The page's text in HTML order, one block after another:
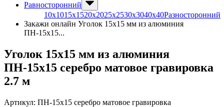
Равносторонний
10х1015х1520х2025х2530х3040х40Разносторонний
Закажи онлайн Уголок 15х15 мм из алюминия
ПН-15х15...
Уголок 15х15 мм из алюминия
ПН-15х15 серебро матовое гравировка
2.7 м
Артикул: ПН-15х15 серебро матовое гравировка